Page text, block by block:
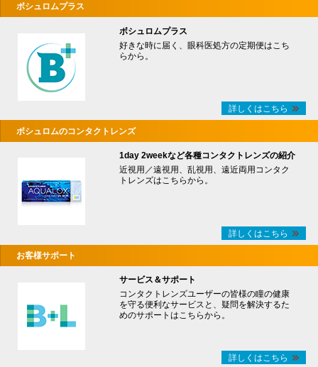
ボシュロムプラス
ボシュロムプラス
好きな時に届く、眼科医処方の定期便はこち
らから。
詳しくはこちら
ボシュロムのコンタクトレンズ
1day 2weekなど各種コンタクトレンズの紹介
近視用／遠視用、乱視用、遠近両用コンタク
トレンズはこちらから。
詳しくはこちら
お客様サポート
サービス＆サポート
コンタクトレンズユーザーの皆様の瞳の健康
を守る便利なサービスと、疑問を解決するた
めのサポートはこちらから。
詳しくはこちら